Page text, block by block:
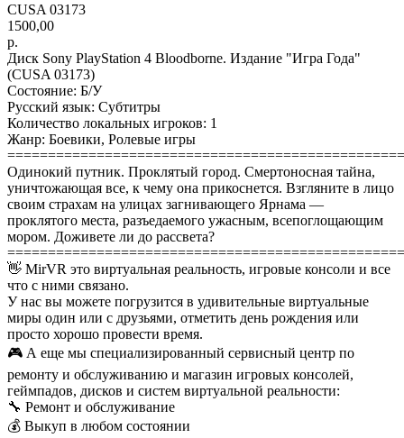
CUSA 03173
1500,00
р.
Диск Sony PlayStation 4 Bloodborne. Издание "Игра Года"
(CUSA 03173)
Состояние: Б/У
Русский язык: Субтитры
Количество локальных игроков: 1
Жанр: Боевики, Ролевые игры
Одинокий путник. Проклятый город. Смертоносная тайна,
уничтожающая все, к чему она прикоснется. Взгляните в лицо
своим страхам на улицах загнивающего Ярнама —
проклятого места, разъедаемого ужасным, всепоглощающим
мором. Доживете ли до рассвета?
👋 MirVR это виртуальная реальность, игровые консоли и все
что с ними связано.
У нас вы можете погрузится в удивительные виртуальные
миры один или с друзьями, отметить день рождения или
просто хорошо провести время.
🎮 А еще мы специализированный сервисный центр по
ремонту и обслуживанию и магазин игровых консолей,
геймпадов, дисков и систем виртуальной реальности:
🔧 Ремонт и обслуживание
💰 Выкуп в любом состоянии